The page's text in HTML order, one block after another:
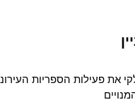
את פעילות הספריות